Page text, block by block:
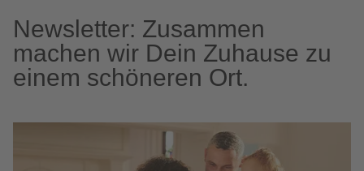
Newsletter: Zusammen
machen wir Dein Zuhause zu
einem schöneren Ort.